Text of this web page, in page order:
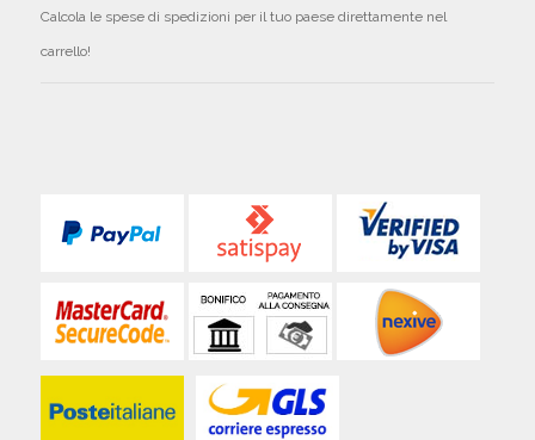
Calcola le spese di spedizioni per il tuo paese direttamente nel
carrello!